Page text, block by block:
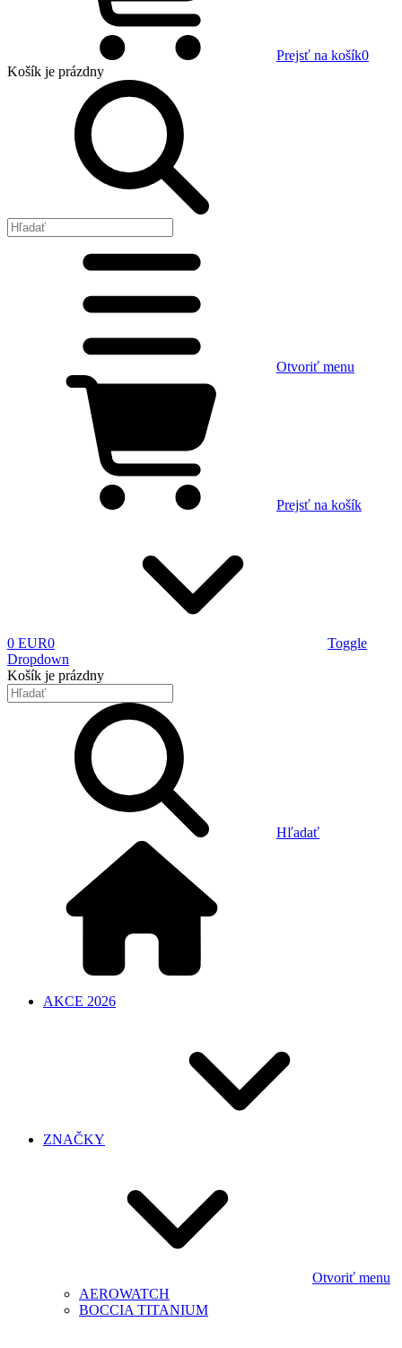
Prejsť na košík0
Košík je prázdny
Otvoriť menu
Prejsť na košík
0 EUR0
Toggle
Dropdown
Košík je prázdny
Hľadať
AKCE 2026
ZNAČKY
Otvoriť menu
AEROWATCH
BOCCIA TITANIUM